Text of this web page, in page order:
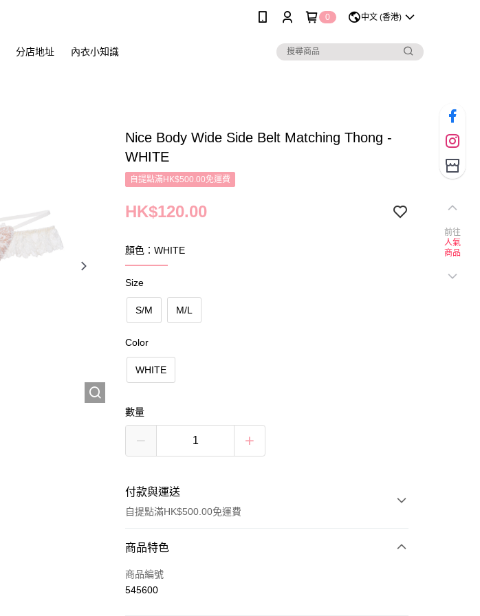
0 中文 (香港)
分店地址 內衣小知識
Nice Body Wide Side Belt Matching Thong -
WHITE
自提點滿HK$500.00免運費
HK$120.00
顏色：WHITE
Size
S/M M/L
Color
WHITE
數量
付款與運送
自提點滿HK$500.00免運費
付款方式
信用卡
商品特色
商品編號
545600
前往
人氣
商品